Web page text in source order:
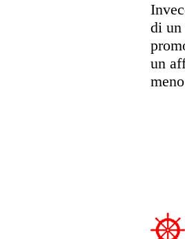
di un
un